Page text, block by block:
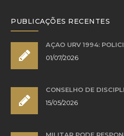
PUBLICAÇÕES RECENTES
AÇÃO URV 1994:
01/07/2026
CONSELHO DE
15/05/2026